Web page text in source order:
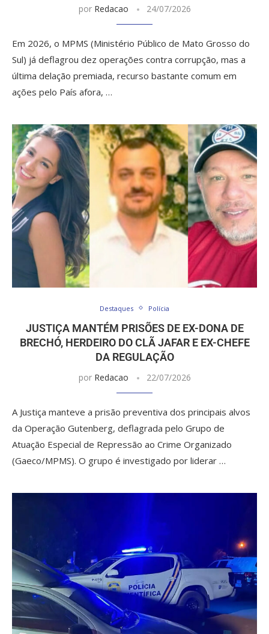
por Redacao 24/07/2026
Em 2026, o MPMS (Ministério Público de Mato Grosso do
Sul) já deflagrou dez operações contra corrupção, mas a
última delação premiada, recurso bastante comum em
ações pelo País afora, …
Destaques Polícia
JUSTIÇA MANTÉM PRISÕES DE EX-DONA DE
BRECHÓ, HERDEIRO DO CLÃ JAFAR E EX-CHEFE
DA REGULAÇÃO
por Redacao 22/07/2026
A Justiça manteve a prisão preventiva dos principais alvos
da Operação Gutenberg, deflagrada pelo Grupo de
Atuação Especial de Repressão ao Crime Organizado
(Gaeco/MPMS). O grupo é investigado por liderar …